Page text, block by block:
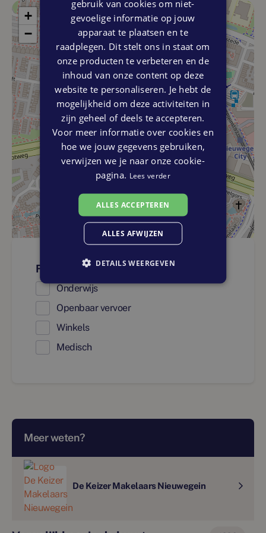
+
−
Faciliteiten
Onderwijs
Openbaar vervoer
Winkels
Medisch
Meer weten?
De Keizer Makelaars Nieuwegein
gebruik van cookies om niet-
gevoelige informatie op jouw
apparaat te plaatsen en te
raadplegen. Dit stelt ons in staat om
onze producten te verbeteren en de
inhoud van onze content op deze
website te personaliseren. Je hebt de
mogelijkheid om deze activiteiten in
zijn geheel of deels te accepteren.
Voor meer informatie over cookies en
hoe we jouw gegevens gebruiken,
verwijzen we je naar onze cookie-
pagina. Lees verder
ALLES ACCEPTEREN
ALLES AFWIJZEN
DETAILS WEERGEVEN